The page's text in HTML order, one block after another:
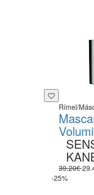
Rímel/
39.20€
-25%